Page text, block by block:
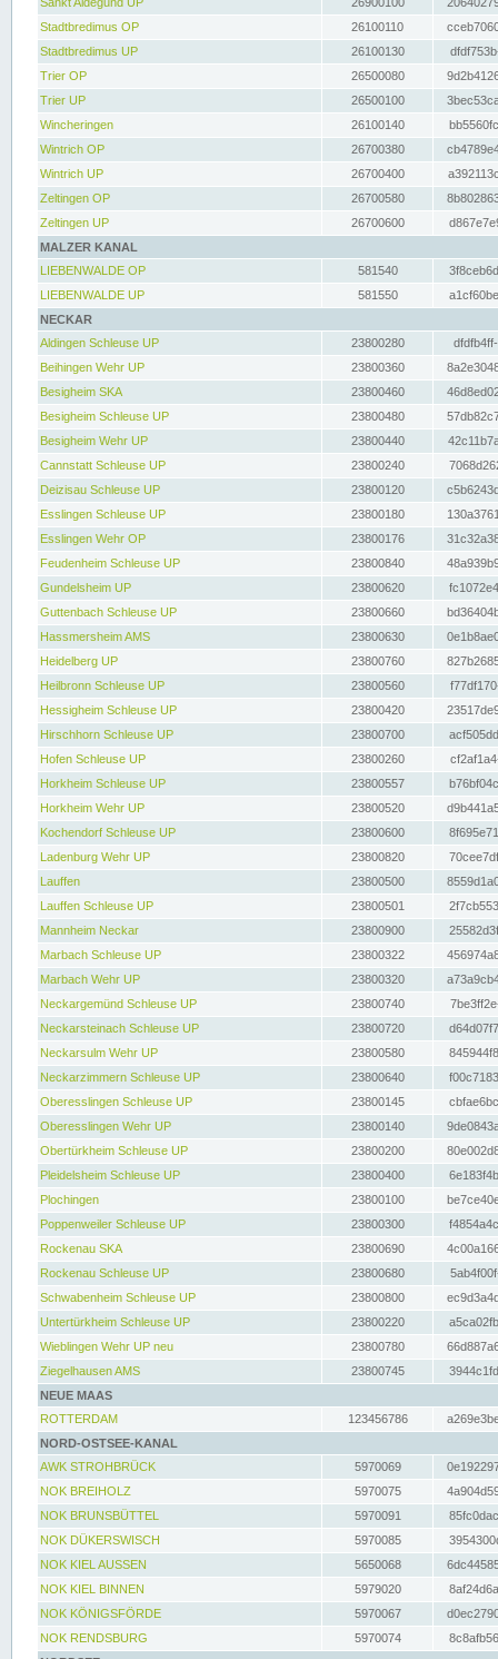
Stadtbredimus OP
26100110
Stadtbredimus UP
26100130
Trier OP
26500080
Trier UP
26500100
Wincheringen
26100140
Wintrich OP
26700380
Wintrich UP
26700400
Zeltingen OP
26700580
Zeltingen UP
26700600
MALZER KANAL
LIEBENWALDE OP
581540
LIEBENWALDE UP
581550
NECKAR
Aldingen Schleuse UP
23800280
Beihingen Wehr UP
23800360
Besigheim SKA
23800460
Besigheim Schleuse UP
23800480
Besigheim Wehr UP
23800440
Cannstatt Schleuse UP
23800240
Deizisau Schleuse UP
23800120
Esslingen Schleuse UP
23800180
Esslingen Wehr OP
23800176
Feudenheim Schleuse UP
23800840
Gundelsheim UP
23800620
Guttenbach Schleuse UP
23800660
Hassmersheim AMS
23800630
Heidelberg UP
23800760
Heilbronn Schleuse UP
23800560
Hessigheim Schleuse UP
23800420
Hirschhorn Schleuse UP
23800700
Hofen Schleuse UP
23800260
Horkheim Schleuse UP
23800557
Horkheim Wehr UP
23800520
Kochendorf Schleuse UP
23800600
Ladenburg Wehr UP
23800820
Lauffen
23800500
Lauffen Schleuse UP
23800501
Mannheim Neckar
23800900
Marbach Schleuse UP
23800322
Marbach Wehr UP
23800320
Neckargemünd Schleuse UP
23800740
Neckarsteinach Schleuse UP
23800720
Neckarsulm Wehr UP
23800580
Neckarzimmern Schleuse UP
23800640
Oberesslingen Schleuse UP
23800145
Oberesslingen Wehr UP
23800140
Obertürkheim Schleuse UP
23800200
Pleidelsheim Schleuse UP
23800400
Plochingen
23800100
Poppenweiler Schleuse UP
23800300
Rockenau SKA
23800690
Rockenau Schleuse UP
23800680
Schwabenheim Schleuse UP
23800800
Untertürkheim Schleuse UP
23800220
Wieblingen Wehr UP neu
23800780
Ziegelhausen AMS
23800745
NEUE MAAS
ROTTERDAM
123456786
NORD-OSTSEE-KANAL
AWK STROHBRÜCK
5970069
NOK BREIHOLZ
5970075
NOK BRUNSBÜTTEL
5970091
NOK DÜKERSWISCH
5970085
NOK KIEL AUSSEN
5650068
NOK KIEL BINNEN
5979020
NOK KÖNIGSFÖRDE
5970067
NOK RENDSBURG
5970074